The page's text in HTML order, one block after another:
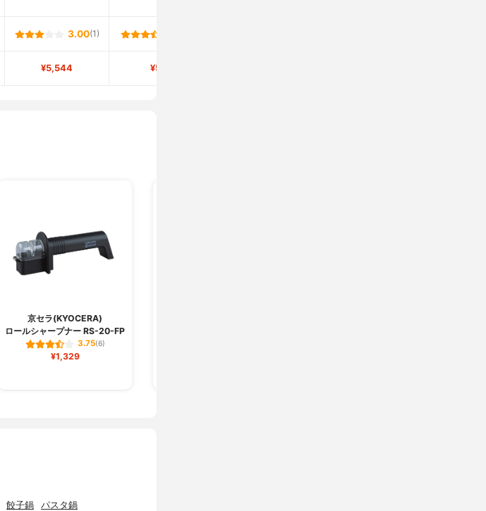
3.00(1)
¥5,544 ¥522
京セラ(KYOCERA)
ロールシャープナー RS-20-FP
3.75(6)
¥1,329
餃子鍋 パスタ鍋